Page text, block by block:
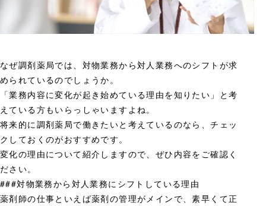
なぜ調剤薬局では、対物業務から対人業務へのシフトが求
められているのでしょうか。
「業務内容に変化が起き始めている理由を知りたい」と考
えている方もいらっしゃいますよね。
将来的に調剤薬局で働きたいと考えているのなら、チェッ
クしておくのがおすすめです。
変化の理由について紹介しますので、ぜひ内容をご確認く
ださい。
###対物業務から対人業務にシフトしている理由
薬剤師の仕事といえば薬剤の管理がメインで、素早くて正